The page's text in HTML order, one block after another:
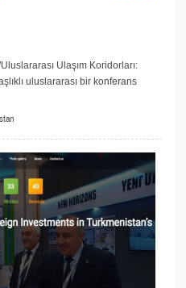
Ulaşım Koridorları:
uluslararası bir konferans